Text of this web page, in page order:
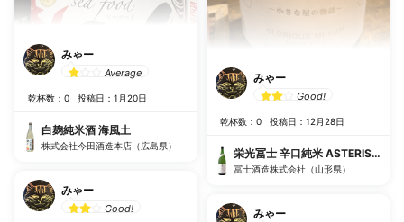
みゃー
Average
乾杯数：0 投稿日：1月20日
白麹純米酒 海風土
株式会社今田酒造本店（広島県）
みゃー
Good!
みゃー
Good!
乾杯数：0 投稿日：12月28日
栄光冨士 辛口純米 ASTERISK ア
冨士酒造株式会社（山形県）
みゃー